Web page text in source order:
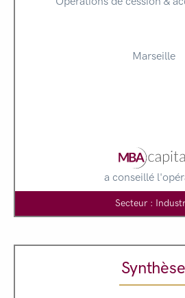
Marseille
a conseillé
Secteur :
Synthèse